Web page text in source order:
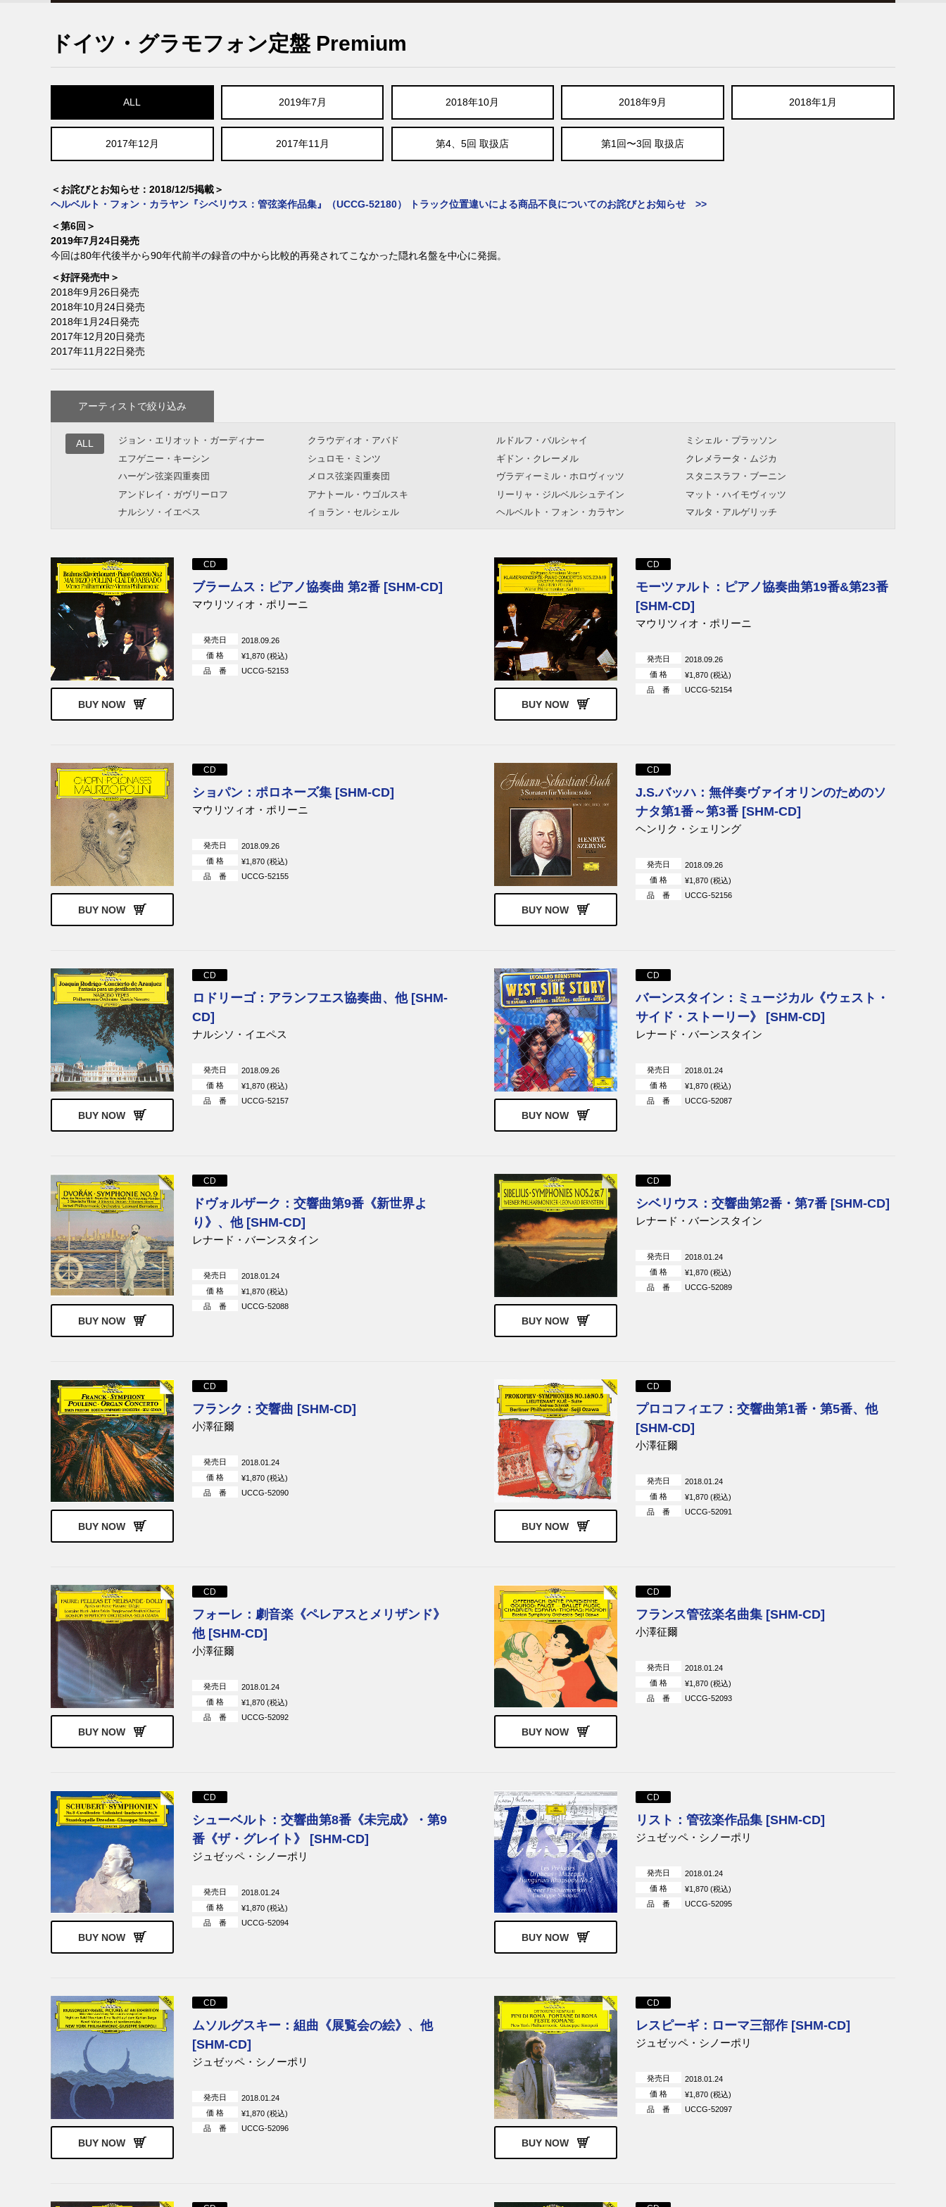
ドイツ・グラモフォン定盤 Premium
ALL 2019年7月 2018年10月 2018年9月 2018年1月
2017年12月 2017年11月 第4、5回 取扱店 第1回〜3回 取扱店
＜お詫びとお知らせ：2018/12/5掲載＞
ヘルベルト・フォン・カラヤン『シベリウス：管弦楽作品集』（UCCG-52180） トラック位置違いによる商品不良についてのお詫びとお知らせ >>
＜第6回＞
2019年7月24日発売
今回は80年代後半から90年代前半の録音の中から比較的再発されてこなかった隠れ名盤を中心に発掘。
＜好評発売中＞
2018年9月26日発売
2018年10月24日発売
2018年1月24日発売
2017年12月20日発売
2017年11月22日発売
アーティストで絞り込み
ALL ジョン・エリオット・ガーディナー クラウディオ・アバド ルドルフ・バルシャイ
ミシェル・プラッソン
エフゲニー・キーシン
シュロモ・ミンツ ギドン・クレーメル
クレメラータ・ムジカ
ハーゲン弦楽四重奏団
メロス弦楽四重奏団 ヴラディーミル・ホロヴィッツ
スタニスラフ・ブーニン
アンドレイ・ガヴリーロフ
アナトール・ウゴルスキ リーリャ・ジルベルシュテイン
マット・ハイモヴィッツ
ナルシソ・イエペス
イョラン・セルシェル ヘルベルト・フォン・カラヤン
マルタ・アルゲリッチ
ディートリヒ・フィッシャー=ディースカ
ウ
ラファエル・クーベリック
小澤征爾 マウリツィオ・ポリーニ ヘンリク・シェリング
ジュゼッペ・シノーポリ
ジェイムズ・レヴァイン
チョン・ミョンフン パーヴォ・ヤルヴィ
ムスティスラフ・ロストロポーヴィチ
エマーソン弦楽四重奏団
ミハイル・プレトニョフ
イーヴォ・ポゴレリチ
フランチェスコ・トリスターノ
ミッシャ・マイスキー
マグダレナ・コジェナー
ピエール・ブーレーズ
グスターボ・ドゥダメル
フォーレ四重奏団
エレーヌ・グリモー
ユンディ・リ
オーギュスタン・デュメイ
リサ・バティアシュヴィリ
エサ=ペッカ・サロネン
カルロ・マリア・ジュリーニ
ダニエル・ホープ
アンナ・ネトレプコ
BUY NOW
CD
ブラームス：ピアノ協奏曲 第2番 [SHM-CD]
マウリツィオ・ポリーニ
発売日
2018.09.26
価 格
¥1,870 (税込)
品 番
UCCG-52153
BUY NOW
CD
モーツァルト：ピアノ協奏曲第19番&第23番
[SHM-CD]
マウリツィオ・ポリーニ
発売日
2018.09.26
価 格
¥1,870 (税込)
品 番
UCCG-52154
BUY NOW
CD
ショパン：ポロネーズ集 [SHM-CD]
マウリツィオ・ポリーニ
発売日
2018.09.26
価 格
¥1,870 (税込)
品 番
UCCG-52155
BUY NOW
CD
J.S.バッハ：無伴奏ヴァイオリンのためのソ
ナタ第1番～第3番 [SHM-CD]
ヘンリク・シェリング
発売日
2018.09.26
価 格
¥1,870 (税込)
品 番
UCCG-52156
BUY NOW
CD
ロドリーゴ：アランフエス協奏曲、他 [SHM-
CD]
ナルシソ・イエペス
発売日
2018.09.26
価 格
¥1,870 (税込)
品 番
UCCG-52157
BUY NOW
CD
バーンスタイン：ミュージカル《ウェスト・
サイド・ストーリー》 [SHM-CD]
レナード・バーンスタイン
発売日
2018.01.24
価 格
¥1,870 (税込)
品 番
UCCG-52087
BUY NOW
CD
ドヴォルザーク：交響曲第9番《新世界よ
り》、他 [SHM-CD]
レナード・バーンスタイン
発売日
2018.01.24
価 格
¥1,870 (税込)
品 番
UCCG-52088
BUY NOW
CD
シベリウス：交響曲第2番・第7番 [SHM-CD]
レナード・バーンスタイン
発売日
2018.01.24
価 格
¥1,870 (税込)
品 番
UCCG-52089
BUY NOW
CD
フランク：交響曲 [SHM-CD]
小澤征爾
発売日
2018.01.24
価 格
¥1,870 (税込)
品 番
UCCG-52090
BUY NOW
CD
プロコフィエフ：交響曲第1番・第5番、他
[SHM-CD]
小澤征爾
発売日
2018.01.24
価 格
¥1,870 (税込)
品 番
UCCG-52091
BUY NOW
CD
フォーレ：劇音楽《ペレアスとメリザンド》
他 [SHM-CD]
小澤征爾
発売日
2018.01.24
価 格
¥1,870 (税込)
品 番
UCCG-52092
BUY NOW
CD
フランス管弦楽名曲集 [SHM-CD]
小澤征爾
発売日
2018.01.24
価 格
¥1,870 (税込)
品 番
UCCG-52093
BUY NOW
CD
シューベルト：交響曲第8番《未完成》・第9
番《ザ・グレイト》 [SHM-CD]
ジュゼッペ・シノーポリ
発売日
2018.01.24
価 格
¥1,870 (税込)
品 番
UCCG-52094
BUY NOW
CD
リスト：管弦楽作品集 [SHM-CD]
ジュゼッペ・シノーポリ
発売日
2018.01.24
価 格
¥1,870 (税込)
品 番
UCCG-52095
BUY NOW
CD
ムソルグスキー：組曲《展覧会の絵》、他
[SHM-CD]
ジュゼッペ・シノーポリ
発売日
2018.01.24
価 格
¥1,870 (税込)
品 番
UCCG-52096
BUY NOW
CD
レスピーギ：ローマ三部作 [SHM-CD]
ジュゼッペ・シノーポリ
発売日
2018.01.24
価 格
¥1,870 (税込)
品 番
UCCG-52097